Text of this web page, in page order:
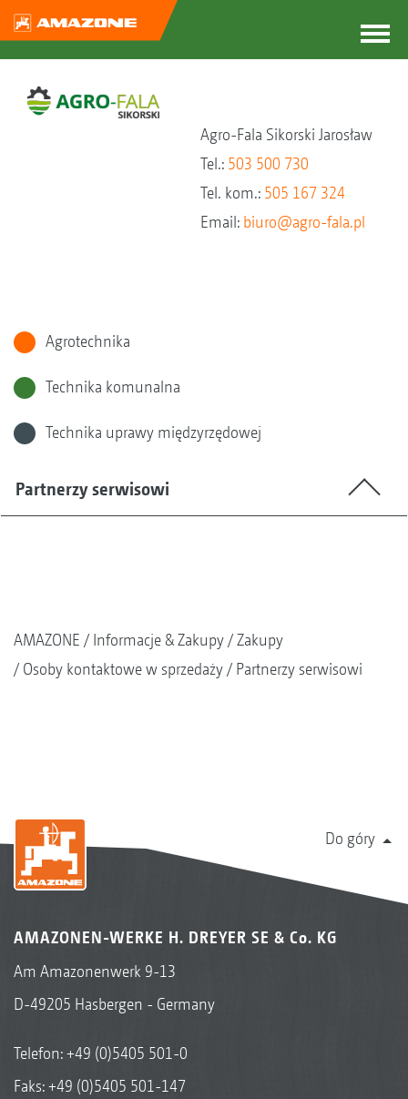
Agro-Fala Sikorski Jarosław
Tel.: 503 500 730
Tel. kom.: 505 167 324
Email: biuro@agro-fala.pl
Agrotechnika
Technika komunalna
Technika uprawy międzyrzędowej
Partnerzy serwisowi
AMAZONE Informacje & Zakupy
Zakupy
Osoby kontaktowe w sprzedaży
Partnerzy serwisowi
Do góry
AMAZONEN-WERKE H. DREYER SE & Co. KG
Am Amazonenwerk 9-13
D-49205 Hasbergen - Germany
Telefon:+49 (0)5405 501-0
Faks: +49 (0)5405 501-147